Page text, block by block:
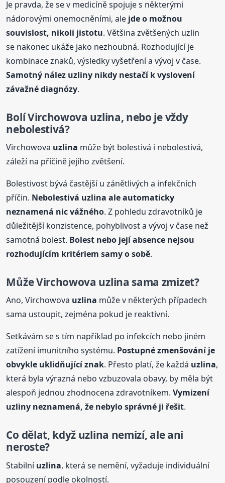
Je pravda, že se v medicíně spojuje s některými
nádorovými onemocněními, ale jde o možnou
souvislost, nikoli jistotu. Většina zvětšených uzlin
se nakonec ukáže jako nezhoubná. Rozhodující je
kombinace znaků, výsledky vyšetření a vývoj v čase.
Samotný nález uzliny nikdy nestačí k vyslovení
závažné diagnózy.
Bolí Virchowova uzlina, nebo je vždy
nebolestivá?
Virchowova uzlina může být bolestivá i nebolestivá,
záleží na příčině jejího zvětšení.
Bolestivost bývá častější u zánětlivých a infekčních
příčin. Nebolestivá uzlina ale automaticky
neznamená nic vážného. Z pohledu zdravotníků je
důležitější konzistence, pohyblivost a vývoj v čase než
samotná bolest. Bolest nebo její absence nejsou
rozhodujícím kritériem samy o sobě.
Může Virchowova uzlina sama zmizet?
Ano, Virchowova uzlina může v některých případech
sama ustoupit, zejména pokud je reaktivní.
Setkávám se s tím například po infekcích nebo jiném
zatížení imunitního systému. Postupné zmenšování je
obvykle uklidňující znak. Přesto platí, že každá uzlina,
která byla výrazná nebo vzbuzovala obavy, by měla být
alespoň jednou zhodnocena zdravotníkem.Vymizení
uzliny neznamená, že nebylo správné ji řešit.
Co dělat, když uzlina nemizí, ale ani
neroste?
Stabilníuzlina, která se nemění, vyžaduje individuální
posouzení podle okolností.